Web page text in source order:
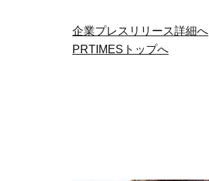
企業プレスリリース詳細へ
PRTIMESトップへ